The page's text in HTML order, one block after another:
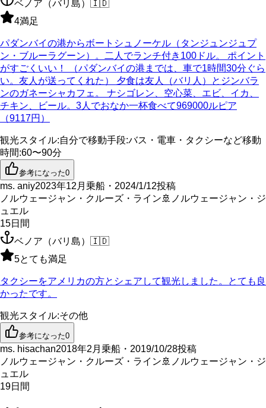
ベノア（バリ島） 🇮🇩
4満足
パダンバイの港からボートシュノーケル（タンジュンジュプ
ン・ブルーラグーン）。二人でランチ付き100ドル。 ポイント
がすごくいい！ （パダンバイの港までは、車で1時間30分ぐら
い。友人が送ってくれた） 夕食は友人（バリ人）とジンバラ
ンのガネーシャカフェ。 ナシゴレン、空心菜、エビ、イカ、
チキン、ビール。3人でおなか一杯食べて969000ルピア
（9117円）
観光スタイル:自分で移動手段:バス・電車・タクシーなど移動
時間:60〜90分
参考になった0
ms. aniy2023年12月乗船・2024/1/12投稿
ノルウェージャン・クルーズ・ライン🚢 ノルウェージャン・ジ
ュエル
15日間
ベノア（バリ島） 🇮🇩
5とても満足
タクシーをアメリカの方とシェアして観光しました。とても良
かったです。
観光スタイル:その他
参考になった0
ms. hisachan2018年2月乗船・2019/10/28投稿
ノルウェージャン・クルーズ・ライン🚢 ノルウェージャン・ジ
ュエル
19日間